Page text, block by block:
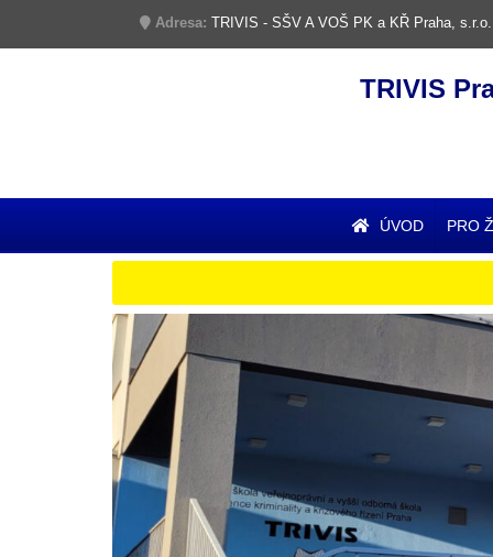
Adresa: TRIVIS - SŠV A VOŠ PK a KŘ Praha,
TRIVIS
ÚVOD PRO